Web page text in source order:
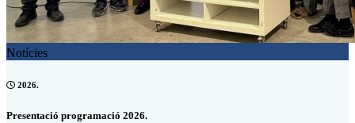
Notícies
2026.
Presentació programació 2026.